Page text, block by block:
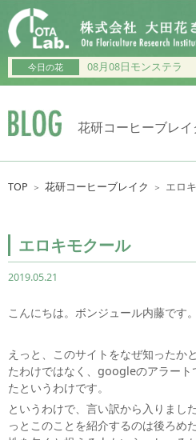
今日の花 08月08日モンステラ
花研コーヒーブレイ
TOP ＞ 花研コーヒーブレイク ＞ エロ
エロキモクール
2019.05.21
こんにちは。ボンジュール内藤です。
えっと、このサイトをなぜ知ったか
たわけではなく、googleのアラー
たというわけです。
というわけで、言い訳から入りまし
っとこのことを紹介するのは後ろめ